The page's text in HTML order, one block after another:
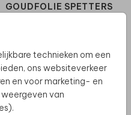
technieken om een
ons websiteverkeer
en voor marketing- en
van
GOUDFOLIE SPETTERS